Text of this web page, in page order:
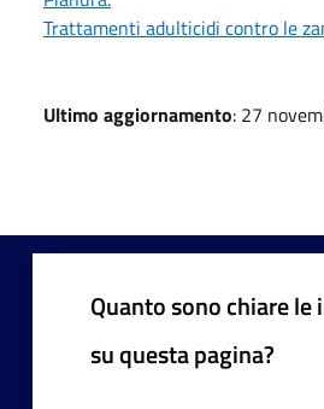
Trattamenti adulticidi contro le
Ultimo aggiornamento: 27
Quanto sono chiare
su questa pagina?